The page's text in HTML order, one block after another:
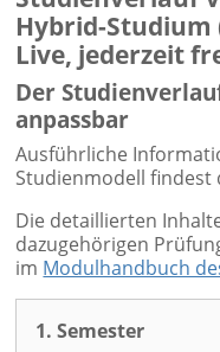
Hybrid-Studium
Live, jederzeit
Der
anpassbar
Ausführliche
Studienmodell
Die detaillierten
dazugehörigen
im Modulhandbuch
1. Semester